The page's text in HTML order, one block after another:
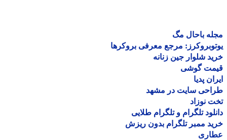
باحال مگ
مرجع معرفی بروکرها
شلوار جین زنانه
گوشی
پدیا
سایت در مشهد
نوزاد
تلگرام و تلگرام طلایی
ممبر تلگرام بدون ریزش